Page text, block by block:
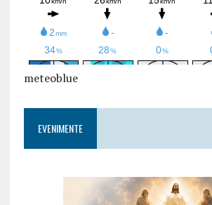
meteoblue
EVENIMENTE